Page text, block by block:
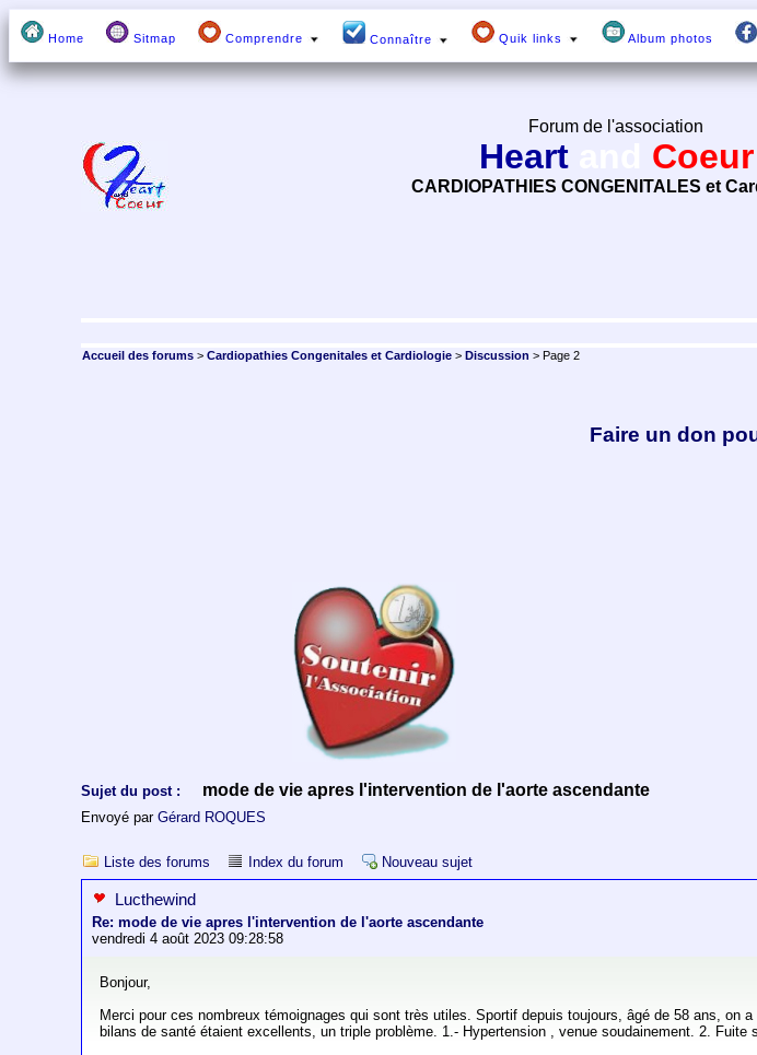
Home Sitmap Comprendre Connaître Quik links Album photos
Forum de l'association
Heart Coeur
CARDIOPATHIES CONGENITALES et
Accueil des forums >Cardiopathies Congenitales et Cardiologie >Discussion > Page 2
Faire un don
Sujet du post : mode de vie apres l'intervention de l'aorte ascendante
Envoyé parGérard ROQUES
Liste des forums Index du forum Nouveau sujet
Lucthewind
Re: mode de vie apres l'intervention de l'aorte ascendante
vendredi 4 août 2023 09:28:58
Bonjour,
Merci pour ces nombreux témoignages qui sont très utiles. Sportif depuis toujours, âgé de 58 ans,
bilans de santé étaient excellents, un triple problème. 1.- Hypertension , venue soudainement. 2. Fuite